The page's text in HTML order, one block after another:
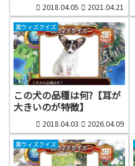
2018.04.05 2021.04.21
黒ウィズクイズ
この犬の品種は何?【耳が
大きいのが特徴】
2018.04.03 2026.04.09
黒ウィズクイズ